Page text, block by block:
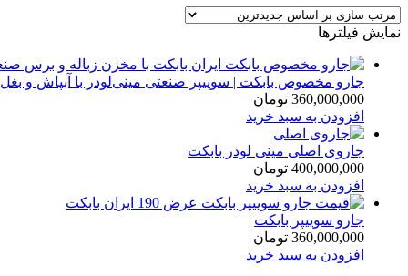
latest
نمایش فیلترها
جارو مخصوص بابکت | سوییپر صنعتی مینی‌لودر با آبپاش و
360,000,000 تومان
افزودن به سبد خرید
جاروی اصلی مینی لودر بابکت
400,000,000 تومان
افزودن به سبد خرید
جارو سوییپر بابکت
360,000,000 تومان
افزودن به سبد خرید